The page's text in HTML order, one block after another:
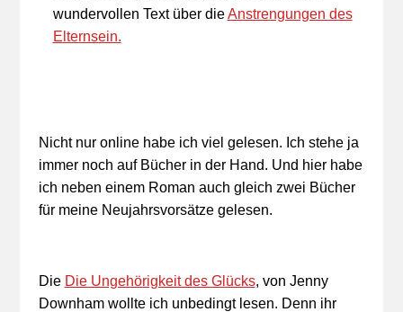
wundervollen Text über dieAnstrengungen des
Elternsein.
Nicht nur online habe ich viel gelesen. Ich stehe ja
immer noch auf Bücher in der Hand. Und hier habe
ich neben einem Roman auch gleich zwei Bücher
für meine Neujahrsvorsätze gelesen.
Die Die Ungehörigkeit des Glücks, von Jenny
Downham wollte ich unbedingt lesen. Denn ihr